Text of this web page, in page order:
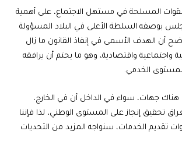
المسلحة في مستهل الاجتماع، على أهمية
بوصفه السلطة الأعلى في البلاد المسؤولة
أن الهدف الأسمى في إنفاذ القانون ما زال
واجتماعية واقتصادية، وهو ما يحتم أن يرافقه
الخدمي.
جهات، سواء في الداخل أن في الخارج،
تحقيق إنجاز على المستوى الوطني، لذا فإننا
تقديم الخدمات، سنواجه المزيد من التحديات